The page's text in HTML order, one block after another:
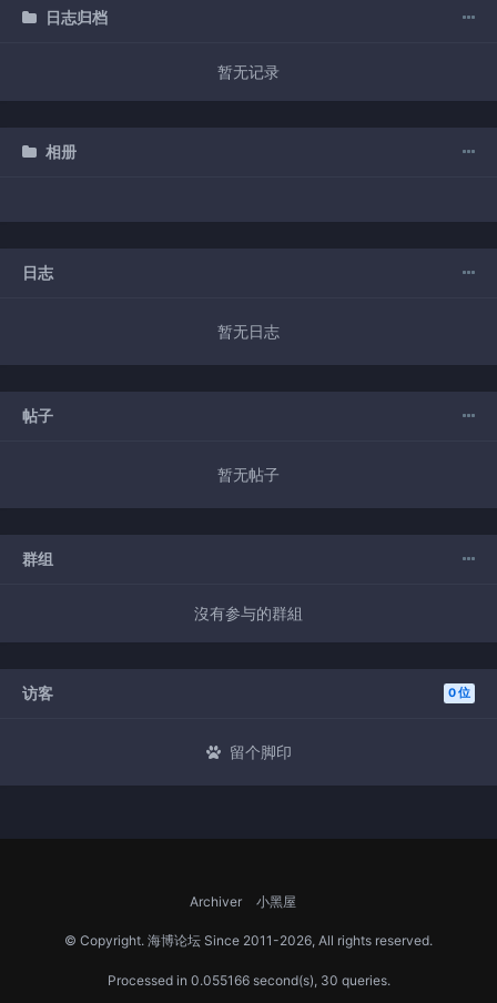
日志归档
暂无记录
相册
日志
暂无日志
帖子
暂无帖子
群组
沒有参与的群組
访客 0 位
留个脚印
Archiver 小黑屋
© Copyright. 海博论坛 Since 2011-2026, All rights reserved.
Processed in 0.055166 second(s), 30 queries.